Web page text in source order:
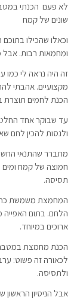
לא פעם הכנתי
שונים של קמח
וכאלו שהכילו
ומחמאות רבות. אבל
זה היה נראה לי כמו
מקצועיים. אהבתי
הכנת לחמים תוצרת
עד שבוקר אחד
ולנסות להכין לחם
מתברר שהתנאי
חמוצה של קמח ומים
תסיסה.
המחמצת משמשת
הלחם. בתום
ארוכים במיוחד.
הכנת מחמצת במטבח
לכאורה זה פשוט:
ולתסיסה.
אבל הניסיון